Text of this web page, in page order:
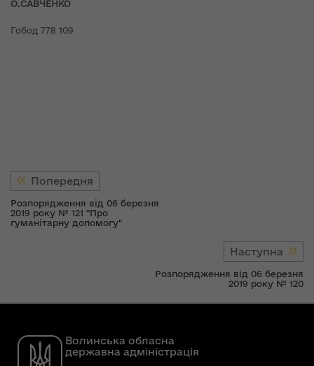
О.САВЧЕНКО
Гобод 778 109
Попередня
Розпорядження від 06 березня
2019 року № 121 "Про
гуманітарну допомогу"
Наступна
Розпорядження від 06 березня
2019 року № 120
Волинська обласна
державна адміністрація